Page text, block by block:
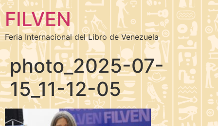
FILVEN
Feria Internacional del Libro de Venezuela
photo_2025-07-
15_11-12-05